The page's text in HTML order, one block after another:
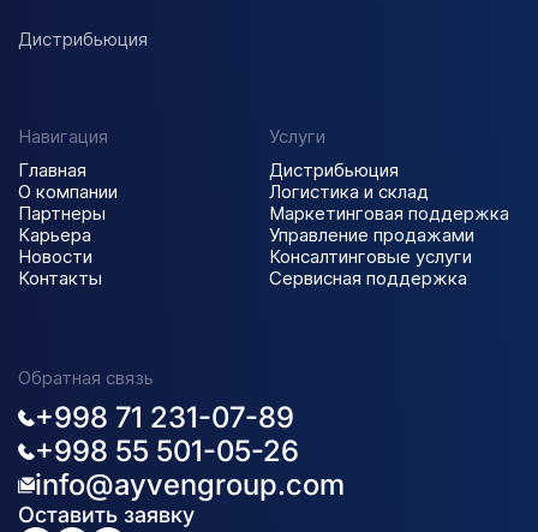
Дистрибьюция
Навигация
Главная
О компании
Партнеры
Карьера
Новости
Контакты
Услуги
Дистрибьюция
Логистика и склад
Маркетинговая поддержка
Управление продажами
Консалтинговые услуги
Сервисная поддержка
Обратная связь
+998 71 231-07-89
+998 55 501-05-26
info@ayvengroup.com
Оставить заявку